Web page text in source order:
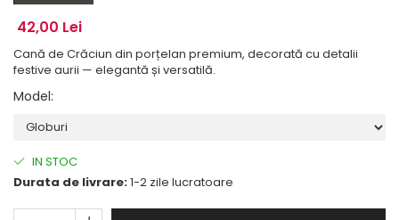
42,00 Lei
Cană de Crăciun din porțelan premium, decorată cu detalii
festive aurii — elegantă și versatilă.
Model:
IN STOC
Durata de livrare:1-2 zile lucratoare